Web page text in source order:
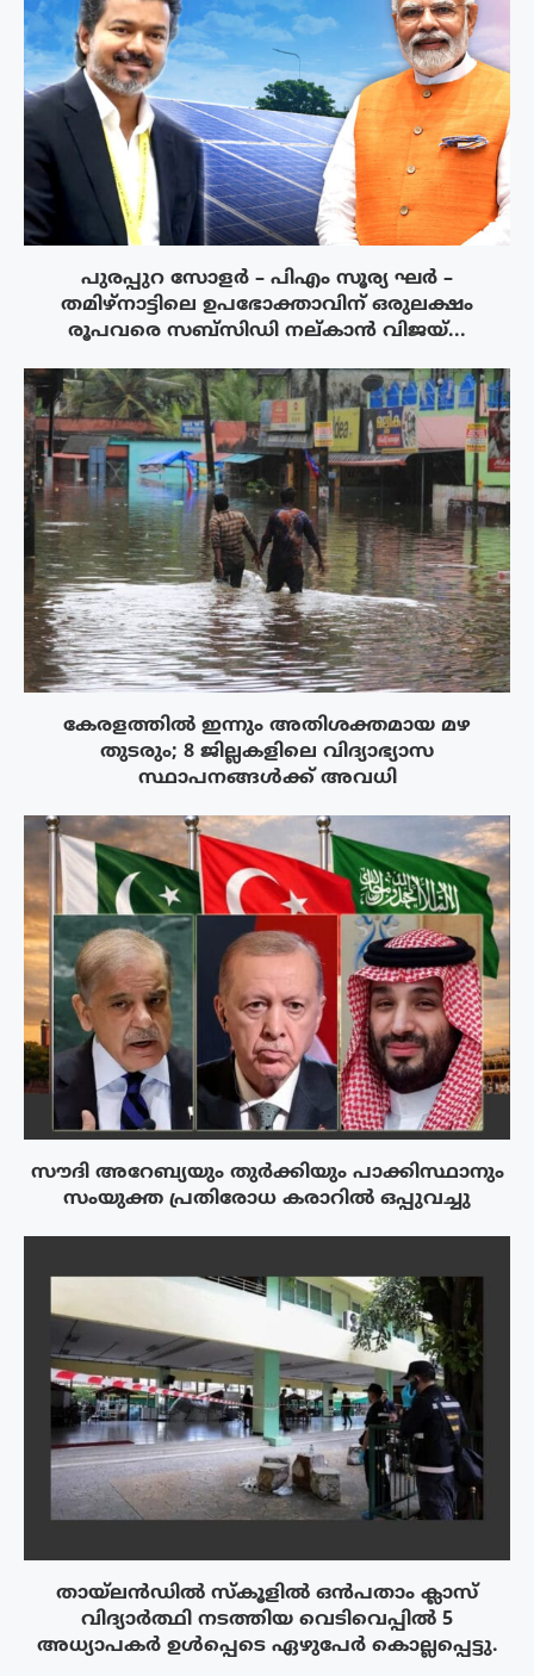
പുരപ്പുറ സോളർ – പിഎം സൂര്യ ഘർ –
തമിഴ്നാട്ടിലെ ഉപഭോക്താവിന് ഒരുലക്ഷം
രൂപവരെ സബ്സിഡി നല്കാൻ വിജയ്...
കേരളത്തിൽ ഇന്നും അതിശക്തമായ മഴ
തുടരും; 8 ജില്ലകളിലെ വിദ്യാഭ്യാസ
സ്ഥാപനങ്ങൾക്ക് അവധി
സൗദി അറേബ്യയും തുർക്കിയും പാക്കിസ്ഥാനും
സംയുക്ത പ്രതിരോധ കരാറിൽ ഒപ്പുവച്ചു
തായ്‌ലൻഡിൽ സ്കൂളിൽ ഒൻപതാം ക്ലാസ്
വിദ്യാർത്ഥി നടത്തിയ വെടിവെപ്പിൽ 5
അധ്യാപകർ ഉൾപ്പെടെ ഏഴുപേർ കൊല്ലപ്പെട്ടു.